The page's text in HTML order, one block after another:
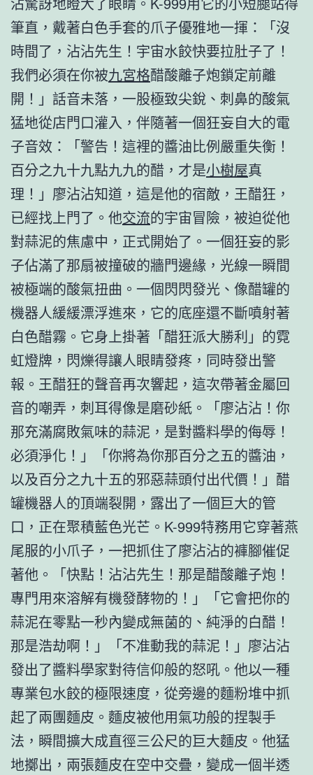
筆直，戴著白色手套的爪子優雅地一揮：「沒
時間了，沾沾先生！宇宙水餃快要拉肚子了！
我們必須在你被九宮格醋酸離子炮鎖定前離
開！」話音未落，一股極致尖銳、刺鼻的酸氣
猛地從店門口灌入，伴隨著一個狂妄自大的電
子音效：「警告！這裡的醬油比例嚴重失衡！
百分之九十九點九九的醋，才是小樹屋真
理！」廖沾沾知道，這是他的宿敵，王醋狂，
已經找上門了。他交流的宇宙冒險，被迫從他
對蒜泥的焦慮中，正式開始了。一個狂妄的影
子佔滿了那扇被撞破的牆門邊緣，光線一瞬間
被極端的酸氣扭曲。一個閃閃發光、像醋罐的
機器人緩緩漂浮進來，它的底座還不斷噴射著
白色醋霧。它身上掛著「醋狂派大勝利」的霓
虹燈牌，閃爍得讓人眼睛發疼，同時發出警
報。王醋狂的聲音再次響起，這次帶著金屬回
音的嘲弄，刺耳得像是磨砂紙。「廖沾沾！你
那充滿腐敗氣味的蒜泥，是對醬料學的侮辱！
必須淨化！」「你將為你那百分之五的醬油，
以及百分之九十五的邪惡蒜頭付出代價！」醋
罐機器人的頂端裂開，露出了一個巨大的管
口，正在聚積藍色光芒。K-999特務用它穿著燕
尾服的小爪子，一把抓住了廖沾沾的褲腳催促
著他。「快點！沾沾先生！那是醋酸離子炮！
專門用來溶解有機發酵物的！」「它會把你的
蒜泥在零點一秒內變成無菌的、純淨的白醋！
那是浩劫啊！」「不准動我的蒜泥！」廖沾沾
發出了醬料學家對待信仰般的怒吼。他以一種
專業包水餃的極限速度，從旁邊的麵粉堆中抓
起了兩團麵皮。麵皮被他用氣功般的捏製手
法，瞬間擴大成直徑三公尺的巨大麵皮。他猛
地擲出，兩張麵皮在空中交疊，變成一個半透